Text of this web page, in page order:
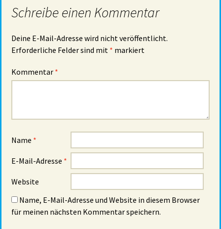
Schreibe einen Kommentar
Deine E-Mail-Adresse wird nicht veröffentlicht.
Erforderliche Felder sind mit * markiert
Kommentar *
Name *
E-Mail-Adresse *
Website
Name, E-Mail-Adresse und Website in diesem Browser
für meinen nächsten Kommentar speichern.